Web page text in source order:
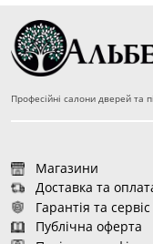
Професійні салони дверей та
Магазини
Доставка та
Гарантія та сервіс
Публічна оферта